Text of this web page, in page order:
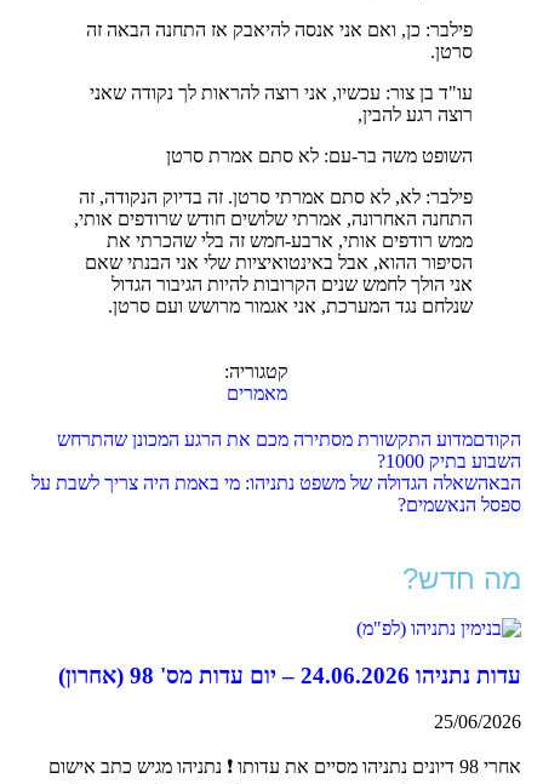
פילבר: כן, ואם אני אנסה להיאבק אז התחנה הבאה זה
סרטן.
עו"ד בן צור: עכשיו, אני רוצה להראות לך נקודה שאני
רוצה רגע להבין,
השופט משה בר-עם: לא סתם אמרת סרטן
פילבר: לא, לא סתם אמרתי סרטן. זה בדיוק הנקודה, זה
התחנה האחרונה, אמרתי שלושים חודש שרודפים אותי,
ממש רודפים אותי, ארבע-חמש זה בלי שהכרתי את
הסיפור ההוא, אבל באינטואיציות שלי אני הבנתי שאם
אני הולך לחמש שנים הקרובות להיות הגיבור הגדול
שנלחם נגד המערכת, אני אגמור מרושש ועם סרטן.
קטגוריה:
מאמרים
הקודםמדוע התקשורת מסתירה מכם את הרגע המכונן שהתרחש
השבוע בתיק 1000?
הבאהשאלה הגדולה של משפט נתניהו: מי באמת היה צריך לשבת על
ספסל הנאשמים?
מה חדש?
עדות נתניהו 24.06.2026 – יום עדות מס' 98 (אחרון)
25/06/2026
אחרי 98 דיונים נתניהו מסיים את עדותו ❗ נתניהו מגיש כתב אישום